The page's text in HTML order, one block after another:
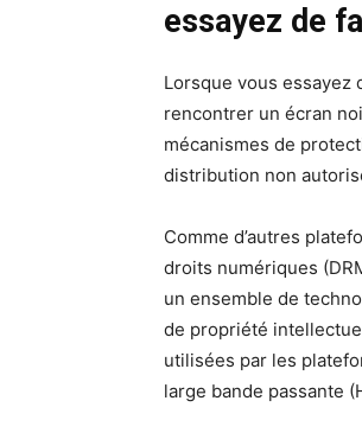
essayez de
Lorsque vous essayez
rencontrer un écran
mécanismes de
distribution non
Comme d’autres
droits numériques
un ensemble de
de propriété
utilisées par les
large bande passante